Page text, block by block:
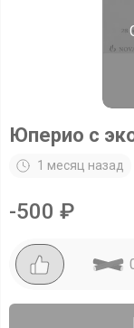
Юперио с
1 месяц назад
-500 ₽